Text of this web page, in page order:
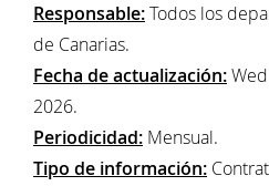
Responsable:Todos los
de Canarias.
Fecha de actualización:
2026.
Periodicidad: Mensual.
Tipo de información: